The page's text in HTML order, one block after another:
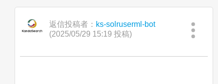
Windows上でOpenJ9 Javaを使ってSolr
8.7.0を起動すると、次のメッセージが表
て新しいconfigsetをZooKeeperにアップ
ロードしようとしたところ、-zパラメー
poster.)
こんにちは、
BreakIteratorを動作させる作業をしてお
posted content is held by the original
poster.)
さい：
https://issues.apache.org/jira/browse
/LUCENE-7148
返信投稿者： ks-solruserml-bot
(2025/05/29 15:19 投稿)